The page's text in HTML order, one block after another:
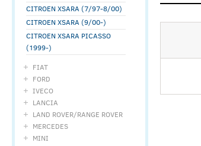
CITROEN XSARA (7/97-8/00)
CITROEN XSARA (9/00-)
CITROEN XSARA PICASSO
(1999-)
FIAT
FORD
IVECO
LANCIA
LAND ROVER/RANGE ROVER
MERCEDES
MINI